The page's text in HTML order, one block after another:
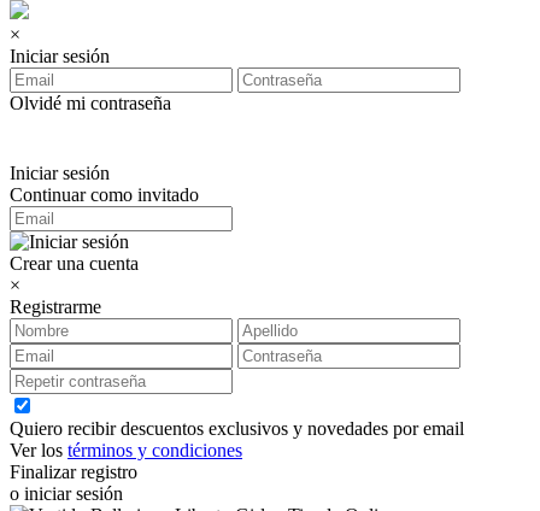
×
Iniciar sesión
Olvidé mi contraseña
Iniciar sesión
Continuar como invitado
Crear una cuenta
×
Registrarme
Quiero recibir descuentos exclusivos y novedades por email
Ver los términos y condiciones
Finalizar registro
o iniciar sesión